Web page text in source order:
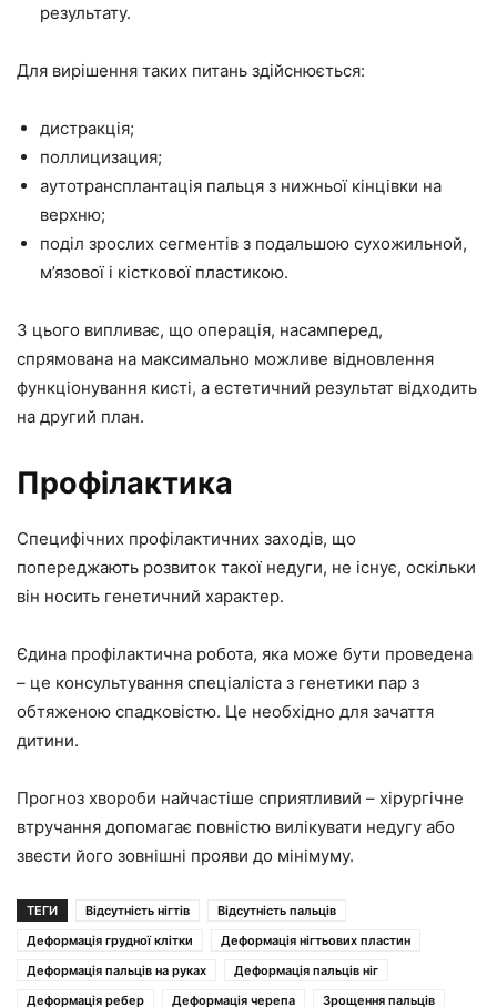
результату.
Для вирішення таких питань здійснюється:
дистракція;
поллицизация;
аутотрансплантація пальця з нижньої кінцівки на
верхню;
поділ зрослих сегментів з подальшою сухожильной,
м’язової і кісткової пластикою.
З цього випливає, що операція, насамперед,
спрямована на максимально можливе відновлення
функціонування кисті, а естетичний результат відходить
на другий план.
Профілактика
Специфічних профілактичних заходів, що
попереджають розвиток такої недуги, не існує, оскільки
він носить генетичний характер.
Єдина профілактична робота, яка може бути проведена
– це консультування спеціаліста з генетики пар з
обтяженою спадковістю. Це необхідно для зачаття
дитини.
Прогноз хвороби найчастіше сприятливий – хірургічне
втручання допомагає повністю вилікувати недугу або
звести його зовнішні прояви до мінімуму.
ТЕГИ Відсутність нігтів
Відсутність пальців
Деформація грудної клітки
Деформація нігтьових пластин
Деформація пальців на руках
Деформація пальців ніг
Деформація ребер
Деформація черепа
Зрощення пальців